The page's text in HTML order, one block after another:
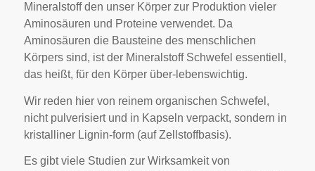
Mineralstoff den unser Körper zur Produktion vieler
Aminosäuren und Proteine verwendet. Da
Aminosäuren die Bausteine des menschlichen
Körpers sind, ist der Mineralstoff Schwefel essentiell,
das heißt, für den Körper über-lebenswichtig.
Wir reden hier von reinem organischen Schwefel,
nicht pulverisiert und in Kapseln verpackt, sondern in
kristalliner Lignin-form (auf Zellstoffbasis).
Es gibt viele Studien zur Wirksamkeit von